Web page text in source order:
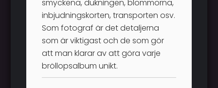
smyckena, dukningen, blommorna,
inbjudningskorten, transporten osv.
Som fotograf är det detaljerna
som är viktigast och de som gör
att man klarar av att göra varje
bröllopsalbum unikt.